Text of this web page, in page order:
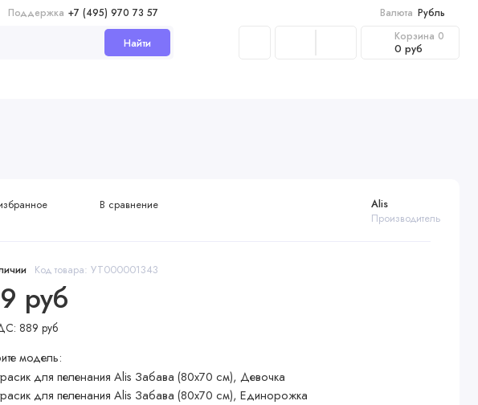
Поддержка +7 (495) 970 73 57 Валюта Рубль
Найти Корзина 0
0 руб
Код товара: УТ000001343
Alis
Производитель
руб
889 руб
модель:
В сравнение